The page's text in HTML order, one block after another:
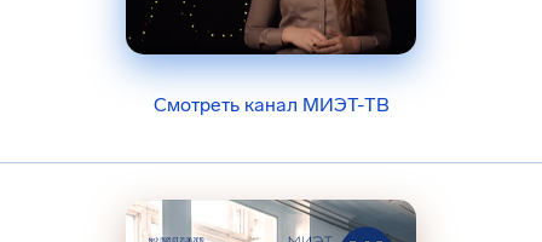
Смотреть канал МИЭТ-ТВ